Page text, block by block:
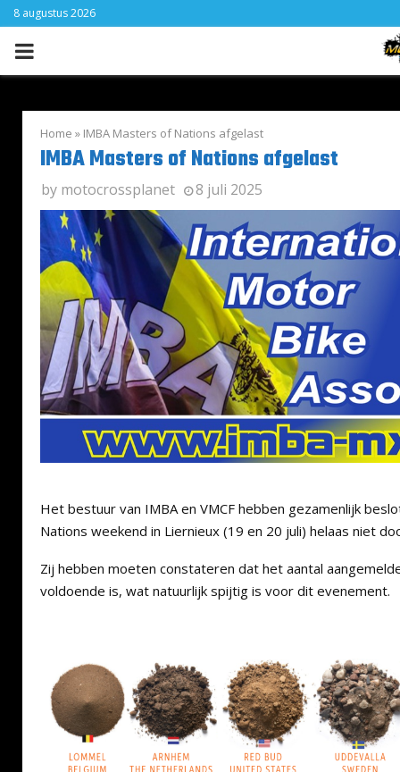
8 augustus 2026
PRIMARY
Home » IMBA Masters of Nations afgelast
IMBA Masters of Nations afgelast
by motocrossplanet 8 juli 2025
Het bestuur van IMBA en VMCF hebben gezamenlijk
Nations weekend in Liernieux (19 en 20 juli) helaas niet
Zij hebben moeten constateren dat het aantal
voldoende is, wat natuurlijk spijtig is voor dit evenement.